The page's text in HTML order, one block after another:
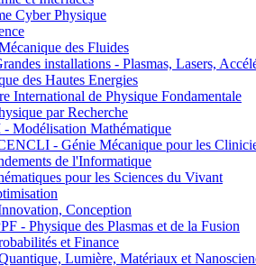
Cyber Physique
des Fluides
installations - Plasmas, Lasers,
des Hautes Energies
International de Physique Fondamentale
par Recherche
Mathématique
- Génie Mécanique pour les
de l'Informatique
pour les Sciences du Vivant
Conception
- Physique des Plasmas et de la Fusion
et Finance
Lumière, Matériaux et